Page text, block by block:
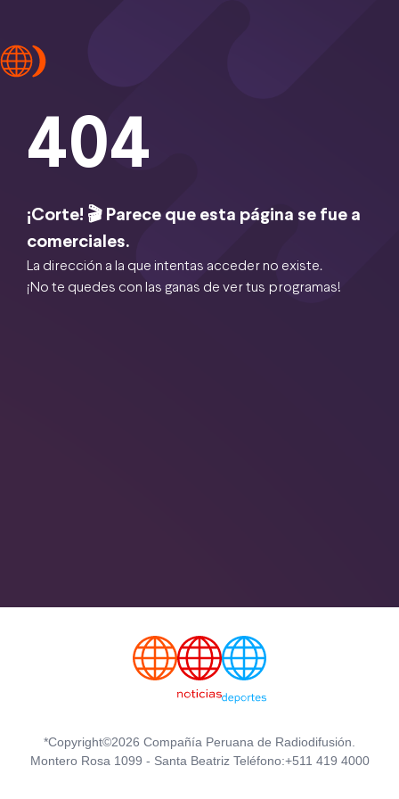
404
¡Corte! 🎬 Parece que esta página se fue a
comerciales.
La dirección a la que intentas acceder no existe.
¡No te quedes con las ganas de ver tus programas!
*Copyright©2026 Compañía Peruana de Radiodifusión.
Montero Rosa 1099 - Santa Beatriz Teléfono:+511 419 4000